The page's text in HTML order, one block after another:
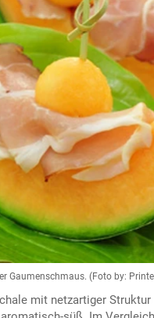
Gaumenschmaus. (Foto by:
mit netzartiger